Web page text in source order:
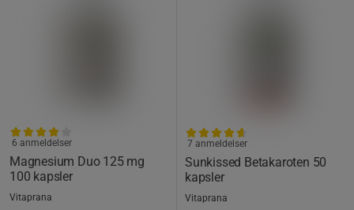
Magnesium Duo 125 mg
100 kapsler
6 anmeldelser
Vitaprana
Sunkissed Betakaroten 50
kapsler
7 anmeldelser
Vitaprana